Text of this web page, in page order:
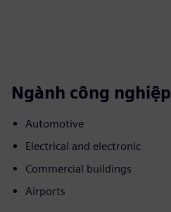
Ngành công nghiệp
Automotive
Electrical and electronic
Commercial buildings
Airports